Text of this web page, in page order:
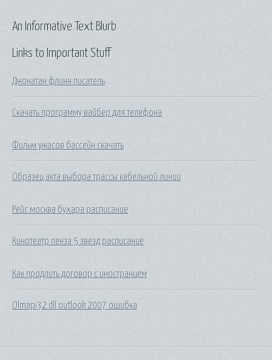
Links to Important Stuff
Джонатан флинн писатель
Скачать программу вайбер для телефона
Фильм ужасов бассейн скачать
Образец акта выбора трассы кабельной линии
Рейс москва бухара расписание
Кинотеатр пенза 5 звезд расписание
Как продлить договор с иностранцем
Olmapi32 dll outlook 2007 ошибка
An Informative Text Blurb